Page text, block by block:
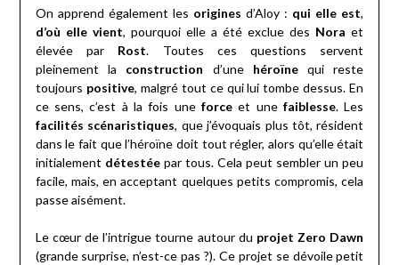
On apprend également les origines d’Aloy : qui elle est,
d’où elle vient, pourquoi elle a été exclue des Nora et
élevée par Rost. Toutes ces questions servent
pleinement la construction d’une héroïnequi reste
toujours positive, malgré tout ce qui lui tombe dessus. En
ce sens, c’est à la fois uneforce et unefaiblesse. Les
facilités scénaristiques, que j’évoquais plus tôt, résident
dans le fait que l’héroïne doit tout régler, alors qu’elle était
initialement détestéepar tous. Cela peut sembler un peu
facile, mais, en acceptant quelques petits compromis, cela
passe aisément.
Le cœur de l’intrigue tourne autour du projet Zero Dawn
(grande surprise, n’est-ce pas ?). Ce projet se dévoile petit